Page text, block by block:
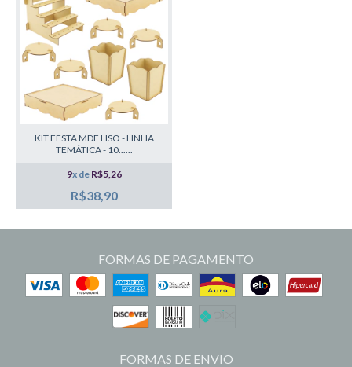
KIT FESTA MDF LISO - LINHA
TEMÁTICA - 10......
9x de R$5,26
R$38,90
FORMAS DE PAGAMENTO
FORMAS DE ENVIO